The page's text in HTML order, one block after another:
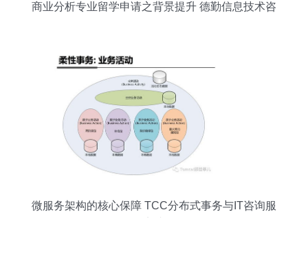
商业分析专业留学申请之背景提升 德勤信息技术咨
微服务架构的核心保障 TCC分布式事务与IT咨询服